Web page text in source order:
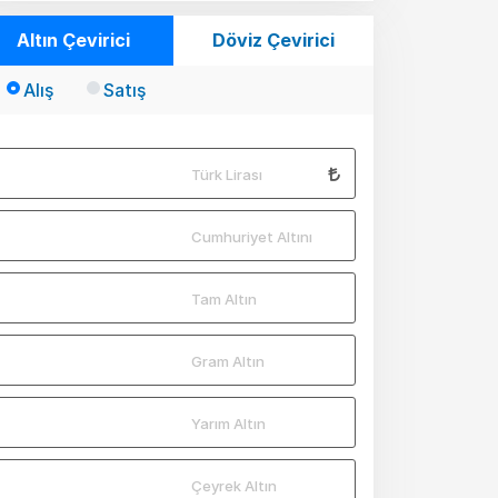
Altın Çevirici Döviz Çevirici
Alış Satış
Türk Lirası
Cumhuriyet Altını
Tam Altın
Gram Altın
Yarım Altın
Çeyrek Altın